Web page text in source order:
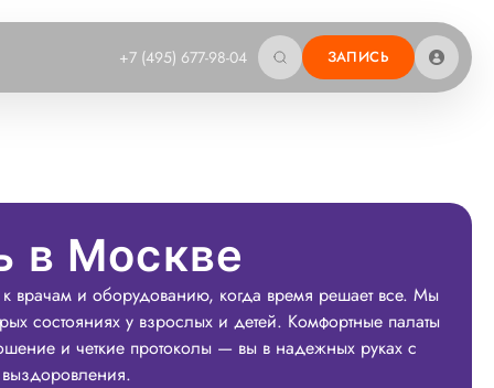
+7 (495) 677-98-04 ЗАПИСЬ
в Москве
врачам и оборудованию, когда время решает все. Мы
состояниях у взрослых и детей. Комфортные палаты
и четкие протоколы — вы в надежных руках с